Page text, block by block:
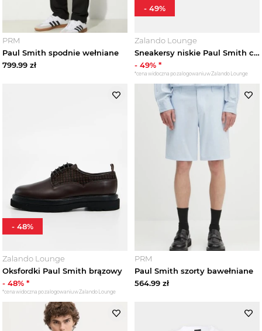
PRM
Paul Smith spodnie wełniane
799.99 zł
Zalando Lounge
Sneakersy niskie Paul Smith czarny
- 49% *
*cena widoczna po zalogowaniu w Zalando Lounge
- 49%
Zalando Lounge
Oksfordki Paul Smith brązowy
- 48% *
*cena widoczna po zalogowaniu w Zalando Lounge
- 48%
PRM
Paul Smith szorty bawełniane
564.99 zł